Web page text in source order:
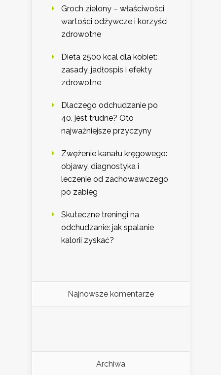
Groch zielony – właściwości,
wartości odżywcze i korzyści
zdrowotne
Dieta 2500 kcal dla kobiet:
zasady, jadłospis i efekty
zdrowotne
Dlaczego odchudzanie po
40. jest trudne? Oto
najważniejsze przyczyny
Zwężenie kanału kręgowego:
objawy, diagnostyka i
leczenie od zachowawczego
po zabieg
Skuteczne treningi na
odchudzanie: jak spalanie
kalorii zyskać?
Najnowsze komentarze
Archiwa